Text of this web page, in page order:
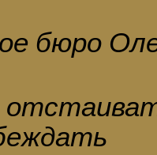
бюро